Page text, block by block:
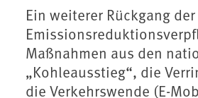
Ein weiterer Rückgang
Maßnahmen aus den
„Kohleausstieg“, die
die Verkehrswende (E-